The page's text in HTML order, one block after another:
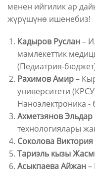
менен ийгилик ар
жүрүшүнө ишенебиз!
Кадыров Руслан–
мамлекеттик
(Педиатрия-
Рахимов Амир–
университети
Наноэлектроника -
Ахметзянов Эльдар
технологиялары
Соколова Виктория
Тариэль кызы
Асыкпаева Айжан–